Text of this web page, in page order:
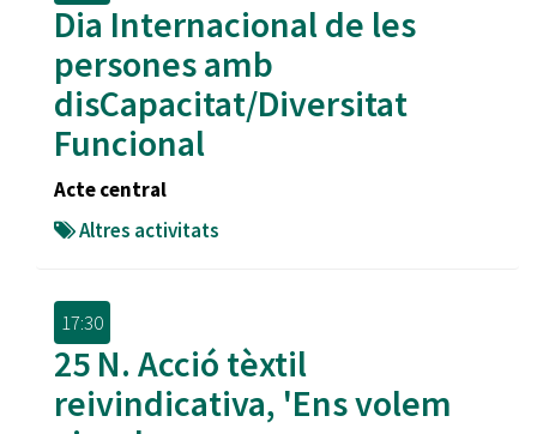
Dia Internacional de les
persones amb
disCapacitat/Diversitat
Funcional
Acte central
Altres activitats
17:30
25 N. Acció tèxtil
reivindicativa, 'Ens volem